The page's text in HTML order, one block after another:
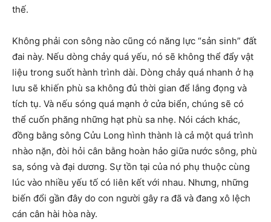
thế.
Không phải con sông nào cũng có năng lực “sản sinh” đất
đai này. Nếu dòng chảy quá yếu, nó sẽ không thể đẩy vật
liệu trong suốt hành trình dài. Dòng chảy quá nhanh ở hạ
lưu sẽ khiến phù sa không đủ thời gian để lắng đọng và
tích tụ. Và nếu sóng quá mạnh ở cửa biển, chúng sẽ có
thể cuốn phăng những hạt phù sa nhẹ. Nói cách khác,
đồng bằng sông Cửu Long hình thành là cả một quá trình
nhào nặn, đòi hỏi cân bằng hoàn hảo giữa nước sông, phù
sa, sóng và đại dương. Sự tồn tại của nó phụ thuộc cùng
lúc vào nhiều yếu tố có liên kết với nhau. Nhưng, những
biến đổi gần đây do con người gây ra đã và đang xô lệch
cán cân hài hòa này.